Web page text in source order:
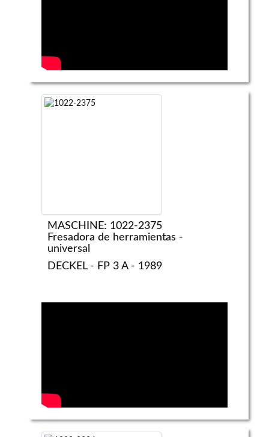
MASCHINE: 1022-2375
Fresadora de herramientas -
universal
DECKEL - FP 3 A - 1989